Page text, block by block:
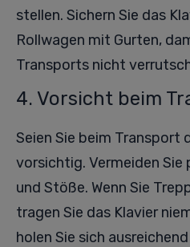
stellen. Sichern Sie das
Rollwagen mit Gurten,
Transports nicht
4. Vorsicht beim
Seien Sie beim Transport
vorsichtig. Vermeiden
und Stöße. Wenn Sie
tragen Sie das Klavier
holen Sie sich